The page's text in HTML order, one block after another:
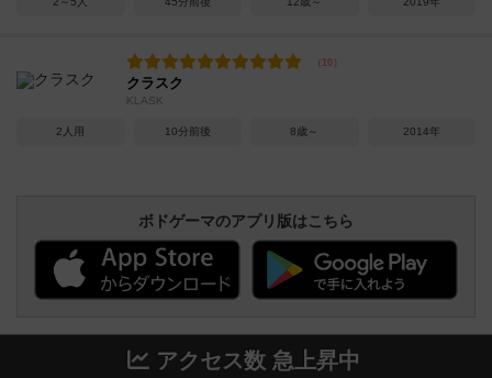
クラスク
KLASK
2人用 10分前後 8歳～ 2014年
ボドゲーマのアプリ版はこちら
アクセス数 急上昇中